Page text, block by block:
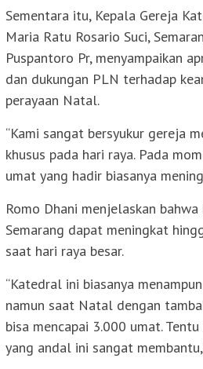
Sementara itu, Kepala Gereja
Maria Ratu Rosario Suci,
Puspantoro Pr, menyampaikan
dan dukungan PLN terhadap
perayaan Natal.
“Kami sangat bersyukur gereja
khusus pada hari raya. Pada
umat yang hadir biasanya
Romo Dhani menjelaskan
Semarang dapat meningkat
saat hari raya besar.
“Katedral ini biasanya
namun saat Natal dengan
bisa mencapai 3.000 umat.
yang andal ini sangat